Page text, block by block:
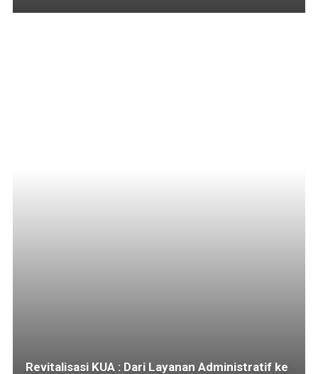
Revitalisasi KUA : Dari Layanan Administratif ke